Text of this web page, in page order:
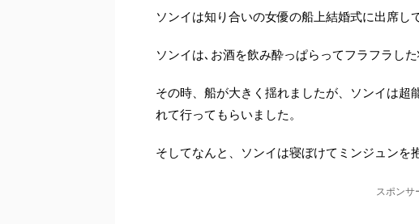
ソンイは知り合いの女優の船上結婚式に出席し
ソンイは､お酒を飲み酔っぱらってフラフラし
その時、船が大きく揺れましたが、ソンイは
れて行ってもらいました。
そしてなんと、ソンイは寝ぼけてミンジュンを
スポンサ